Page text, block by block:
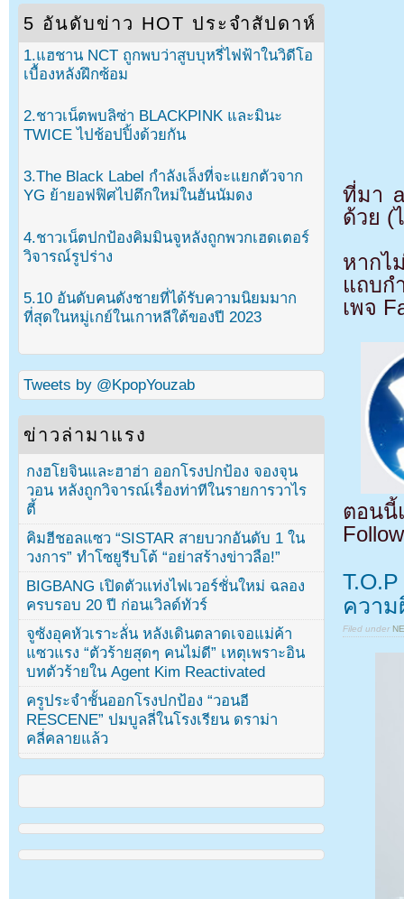
ที่มา
ด้วย (
หากไ
แถบก
เพจ
ตอนนี้
ความ
Filed under
5 อันดับข่าว HOT ประจำสัปดาห์
1.แฮชาน NCT ถูกพบว่าสูบบุหรี่ไฟฟ้าในวิดีโอ
เบื้องหลังฝึกซ้อม
2.ชาวเน็ตพบลิซ่า BLACKPINK และมินะ
TWICE ไปช้อปปิ้งด้วยกัน
3.The Black Label กำลังเล็งที่จะแยกตัวจาก
YG ย้ายอฟฟิศไปตึกใหม่ในฮันนัมดง
4.ชาวเน็ตปกป้องคิมมินจูหลังถูกพวกเฮดเตอร์
วิจารณ์รูปร่าง
5.10 อันดับคนดังชายที่ได้รับความนิยมมาก
ที่สุดในหมู่เกย์ในเกาหลีใต้ของปี 2023
Tweets by @KpopYouzab
ข่าวล่ามาแรง
กงฮโยจินและฮาฮ่า ออกโรงปกป้อง จองจุน
วอน หลังถูกวิจารณ์เรื่องท่าทีในรายการวาไร
ตี้
คิมฮีชอลแซว “SISTAR สายบวกอันดับ 1 ใน
วงการ” ทำโซยูรีบโต้ “อย่าสร้างข่าวลือ!”
BIGBANG เปิดตัวแท่งไฟเวอร์ชั่นใหม่ ฉลอง
ครบรอบ 20 ปี ก่อนเวิลด์ทัวร์
จูซังอุคหัวเราะลั่น หลังเดินตลาดเจอแม่ค้า
แซวแรง “ตัวร้ายสุดๆ คนไม่ดี” เหตุเพราะอิน
บทตัวร้ายใน Agent Kim Reactivated
ครูประจำชั้นออกโรงปกป้อง “วอนอี
RESCENE” ปมบูลลี่ในโรงเรียน ดราม่า
คลี่คลายแล้ว